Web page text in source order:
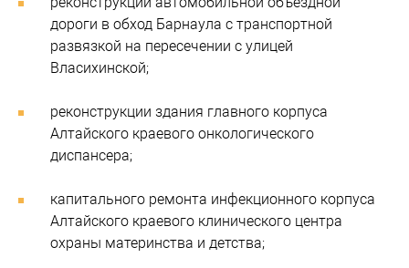
дороги в обход Барнаула с транспортной
развязкой на пересечении с улицей
Власихинской;
реконструкции здания главного корпуса
Алтайского краевого онкологического
диспансера;
капитального ремонта инфекционного корпуса
Алтайского краевого клинического центра
охраны материнства и детства;